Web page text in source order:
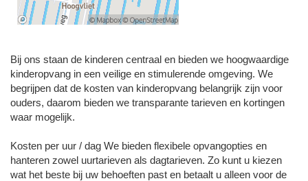
Bij ons staan de kinderen centraal en bieden we hoogwaardige
kinderopvang in een veilige en stimulerende omgeving. We
begrijpen dat de kosten van kinderopvang belangrijk zijn voor
ouders, daarom bieden we transparante tarieven en kortingen
waar mogelijk.
Kosten per uur / dag We bieden flexibele opvangopties en
hanteren zowel uurtarieven als dagtarieven. Zo kunt u kiezen
wat het beste bij uw behoeften past en betaalt u alleen voor de